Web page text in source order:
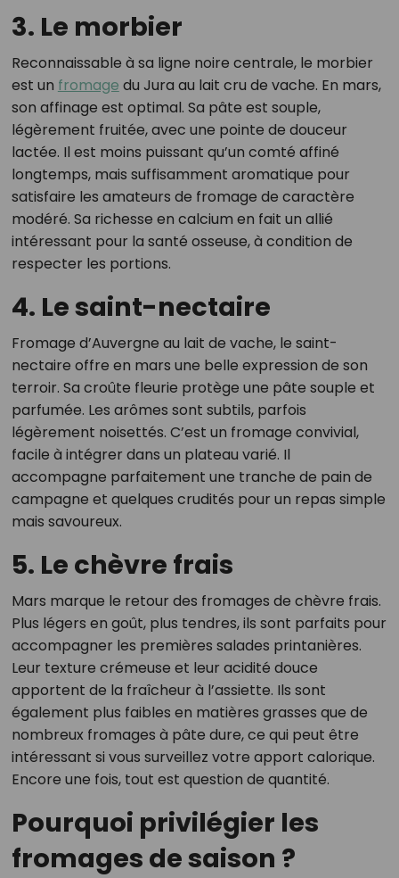
3. Le morbier
Reconnaissable à sa ligne noire centrale, le morbier
est un fromage du Jura au lait cru de vache. En mars,
son affinage est optimal. Sa pâte est souple,
légèrement fruitée, avec une pointe de douceur
lactée. Il est moins puissant qu’un comté affiné
longtemps, mais suffisamment aromatique pour
satisfaire les amateurs de fromage de caractère
modéré. Sa richesse en calcium en fait un allié
intéressant pour la santé osseuse, à condition de
respecter les portions.
4. Le saint-nectaire
Fromage d’Auvergne au lait de vache, le saint-
nectaire offre en mars une belle expression de son
terroir. Sa croûte fleurie protège une pâte souple et
parfumée. Les arômes sont subtils, parfois
légèrement noisettés. C’est un fromage convivial,
facile à intégrer dans un plateau varié. Il
accompagne parfaitement une tranche de pain de
campagne et quelques crudités pour un repas simple
mais savoureux.
5. Le chèvre frais
Mars marque le retour des fromages de chèvre frais.
Plus légers en goût, plus tendres, ils sont parfaits pour
accompagner les premières salades printanières.
Leur texture crémeuse et leur acidité douce
apportent de la fraîcheur à l’assiette. Ils sont
également plus faibles en matières grasses que de
nombreux fromages à pâte dure, ce qui peut être
intéressant si vous surveillez votre apport calorique.
Encore une fois, tout est question de quantité.
Pourquoi privilégier les
fromages de saison ?